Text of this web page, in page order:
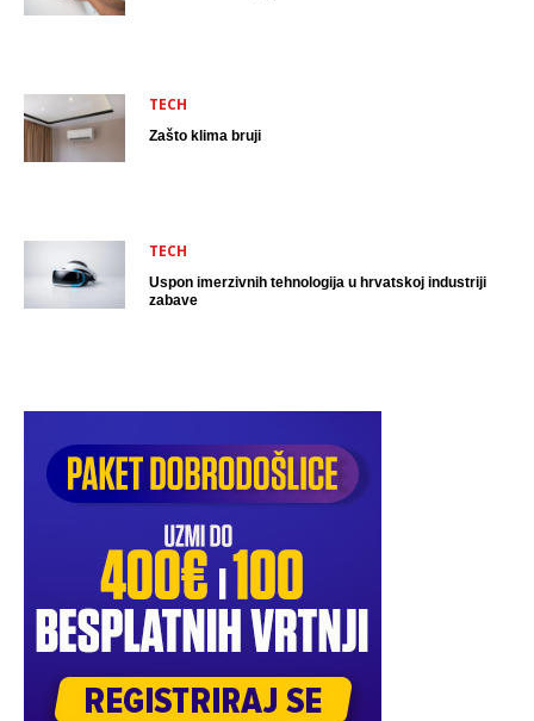
TECH
Zašto klima bruji
TECH
Uspon imerzivnih tehnologija u hrvatskoj industriji
zabave